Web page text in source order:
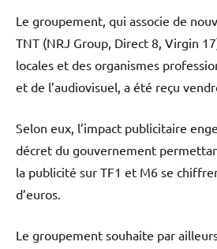
Le groupement, qui associe de
TNT (NRJ Group, Direct 8, Virgin
locales et des organismes
et de l’audiovisuel, a été reçu
Selon eux, l’impact publicitaire
décret du gouvernement
la publicité sur TF1 et M6 se
d’euros.
Le groupement souhaite par